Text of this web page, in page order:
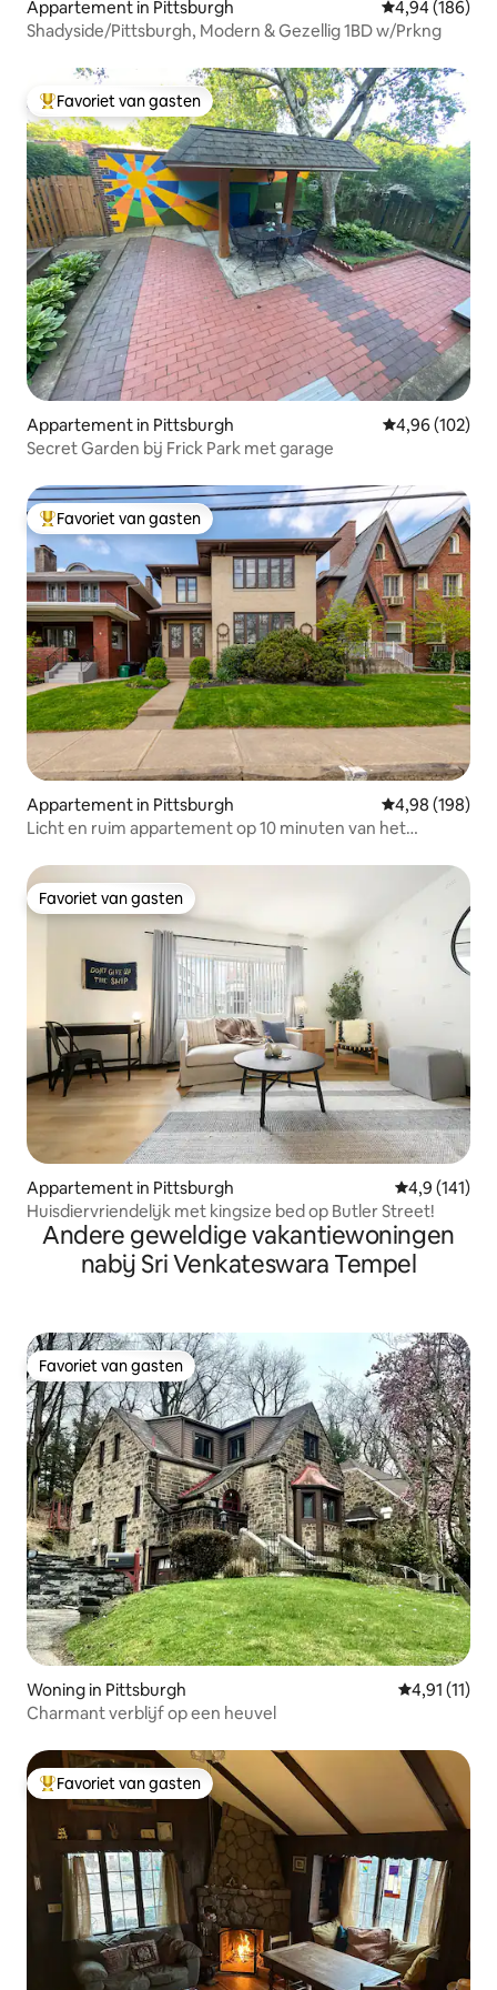
Appartement in Pittsburgh Gemiddelde
4,94 (186)
Shadyside/Pittsburgh, Modern & Gezellig 1BD w/Prkng
Topfavoriet van gasten
Favoriet van gasten
Appartement in Pittsburgh Gemiddelde
4,96 (102)
Secret Garden bij Frick Park met garage
Topfavoriet van gasten
Favoriet van gasten
Appartement in Pittsburgh Gemiddelde
4,98 (198)
Licht en ruim appartement op 10 minuten van het
Favoriet van gasten
Favoriet van gasten
Appartement in Pittsburgh Gemiddelde
4,9 (141)
Huisdiervriendelijk met kingsize bed op Butler Street!
Andere geweldige vakantiewoningen
nabij Sri Venkateswara Tempel
Favoriet van gasten
Favoriet van gasten
Woning in Pittsburgh Gemiddelde
4,91 (11)
Charmant verblijf op een heuvel
Topfavoriet van gasten
Favoriet van gasten